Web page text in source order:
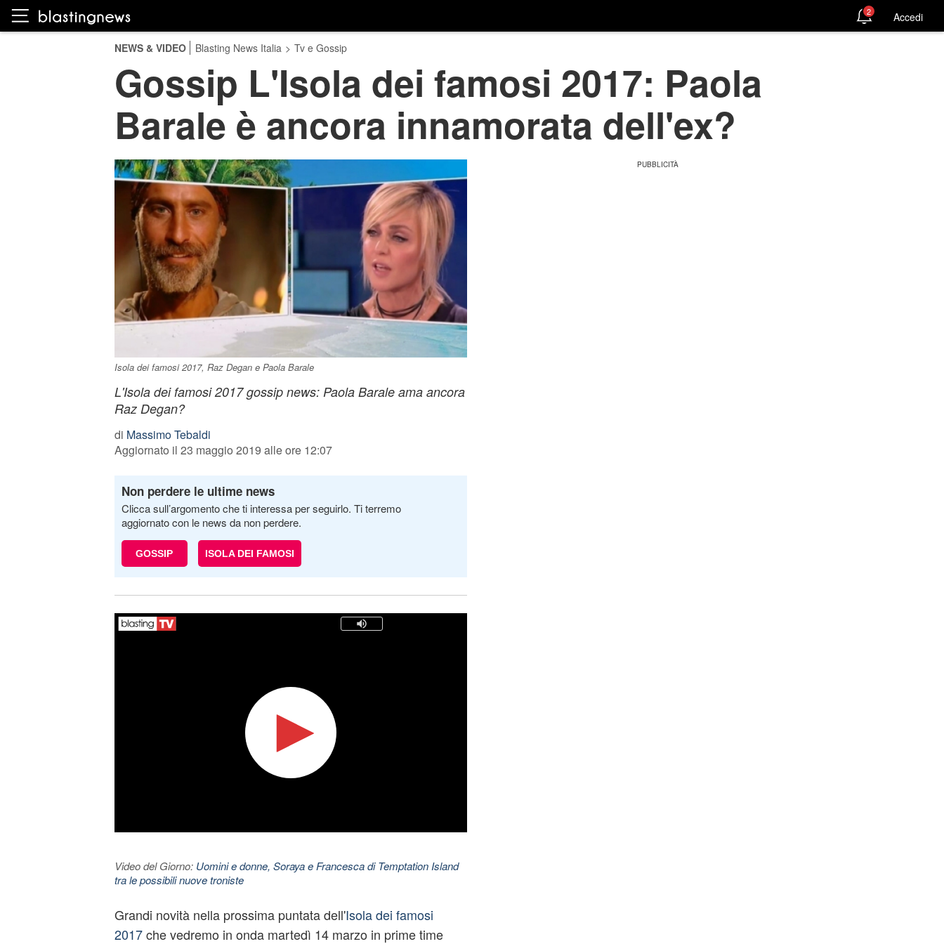
2 Accedi
NEWS & VIDEO Blasting News Italia > Tv e Gossip
Gossip L'Isola dei famosi 2017: Paola
Barale è ancora innamorata dell'ex?
Isola dei famosi 2017, Raz Degan e Paola Barale
L'Isola dei famosi 2017 gossip news: Paola Barale ama ancora
Raz Degan?
di Massimo Tebaldi
Aggiornato il 23 maggio 2019 alle ore 12:07
Non perdere le ultime news
Clicca sull’argomento che ti interessa per seguirlo. Ti terremo
aggiornato con le news da non perdere.
GOSSIP ISOLA DEI FAMOSI
Video del Giorno: Uomini e donne, Soraya e Francesca di Temptation Island
tra le possibili nuove troniste
Grandi novità nella prossima puntata dell'Isola dei famosi
2017che vedremo in onda martedì 14 marzo in prime time